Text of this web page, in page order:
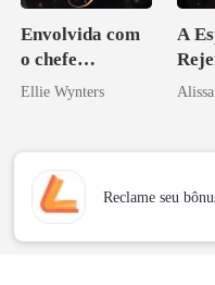
Envolvida com
o chefe
arrogante
Ellie Wynters
A
Reclame seu